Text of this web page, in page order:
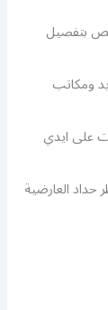
بتفصيل
ومكاتب
على ايدي
حداد العارضية